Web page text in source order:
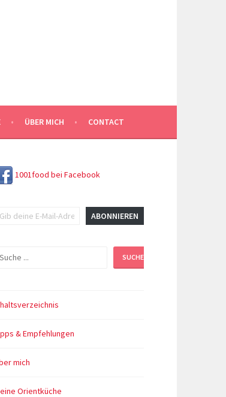
ÜBER MICH CONTACT
1001food bei Facebook
ABONNIEREN
SUCHEN
& Empfehlungen
mich
Orientküche